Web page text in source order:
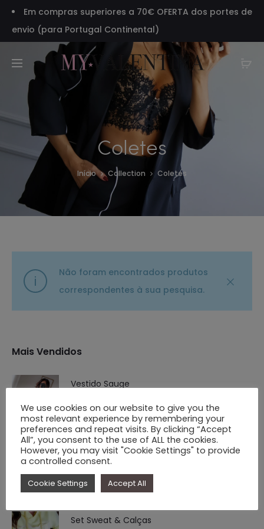
Em compras superiores a 70€ OFERTA dos portes de
envio (para Portugal Continental)
Coletes
Início Collection Coletes
Não foram encontrados produtos
correspondentes à sua pesquisa.
Mais Vendidos
Vestido Sauge
€
preço
original
era:
€ 54.90.
39.90
preço
atual
é:
€ 39.90.
Saída de Praia Rede Modelo Longo - Tons
€25.00
O
original
€7.90O
atual
Set Sweat & Calças
We use cookies on our website to give you the
most relevant experience by remembering your
preferences and repeat visits. By clicking “Accept
All”, you consent to the use of ALL the cookies.
However, you may visit "Cookie Settings" to provide
a controlled consent.
Cookie Settings Accept All